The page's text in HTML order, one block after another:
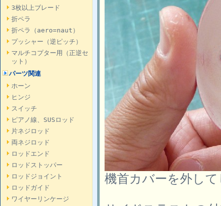
3枚以上ブレード
折ペラ
折ペラ（aero=naut）
プッシャー（逆ピッチ）
マルチコプター用（正逆セ
ット）
パーツ関連
ホーン
ヒンジ
スイッチ
ピアノ線、SUSロッド
片ネジロッド
両ネジロッド
ロッドエンド
ロッドストッパー
ロッドジョイント
ロッドガイド
ワイヤーリンケージ
機首カバーを外し